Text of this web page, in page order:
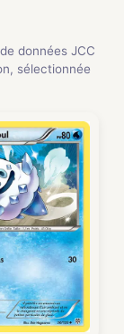
données JCC
sélectionnée